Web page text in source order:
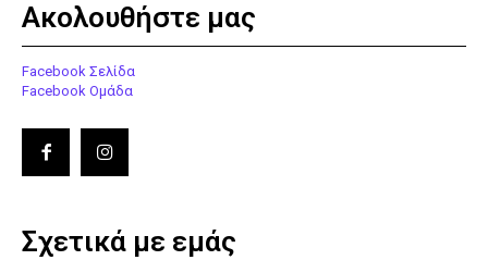
Ακολουθήστε μας
Facebook Σελίδα
Facebook Ομάδα
Σχετικά με εμάς